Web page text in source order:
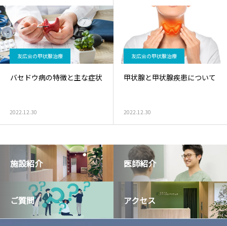
友広会の甲状腺治療
バセドウ病の特徴と主な症状
2022.12.30
友広会の甲状腺治療
甲状腺と甲状腺疾患について
2022.12.30
施設紹介 医師紹介
ご質問 アクセス